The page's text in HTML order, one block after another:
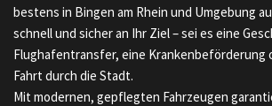
bestens in Bingen am Rhein und Umgebung
schnell und sicher an Ihr Ziel – sei es eine
Flughafentransfer, eine Krankenbeförderung
Fahrt durch die Stadt.
Mit modernen, gepflegten Fahrzeugen